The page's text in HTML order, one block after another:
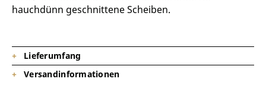
hauchdünn geschnittene Scheiben.
Lieferumfang
Versandinformationen